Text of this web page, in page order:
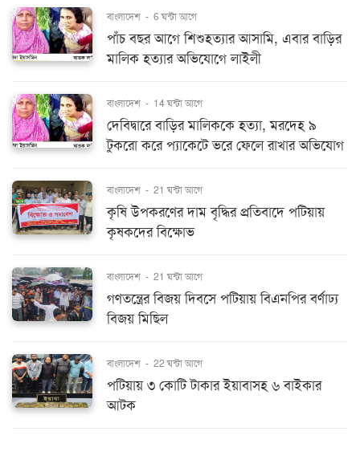
বাংলাদেশ - 6 ঘন্টা আগে
পাঁচ বছর আগে শিশুহত্যার আসামি, এবার বাড়ির
মালিক হত্যার অভিযোগে লাইলী
বাংলাদেশ - 14 ঘন্টা আগে
দেবিদ্বারে বাড়ির মালিককে হত্যা, মরদেহ ৯
টুকরো করে প্যাকেটে ভরে ফেলে রাখার অভিযোগ
বাংলাদেশ - 21 ঘন্টা আগে
কৃষি উপকরণের দাম বৃদ্ধির প্রতিবাদে পটিয়ায়
কৃষকদের বিক্ষোভ
বাংলাদেশ - 21 ঘন্টা আগে
গণতন্ত্রের বিজয় দিবসে পটিয়ায় বিএনপির বর্ণাঢ্য
বিজয় মিছিল
বাংলাদেশ - 22 ঘন্টা আগে
পটিয়ায় ৩ কোটি টাকার ইয়াবাসহ ৬ বাইকার
আটক